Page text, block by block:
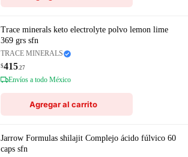
Trace minerals keto electrolyte polvo lemon lime
369 grs sfn
TRACE MINERALS
$415.27
Envíos a todo México
Agregar al carrito
Jarrow Formulas shilajit Complejo ácido fúlvico 60
caps sfn